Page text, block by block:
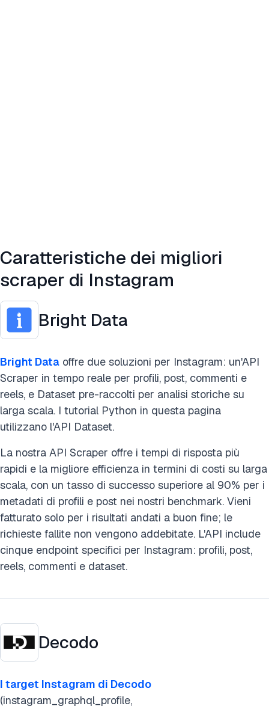
Caratteristiche dei migliori
scraper di Instagram
Bright Data
Bright Data offre due soluzioni per Instagram: un'API
Scraper in tempo reale per profili, post, commenti e
reels, e Dataset pre-raccolti per analisi storiche su
larga scala. I tutorial Python in questa pagina
utilizzano l'API Dataset.
La nostra API Scraper offre i tempi di risposta più
rapidi e la migliore efficienza in termini di costi su larga
scala, con un tasso di successo superiore al 90% per i
metadati di profili e post nei nostri benchmark. Vieni
fatturato solo per i risultati andati a buon fine; le
richieste fallite non vengono addebitate. L'API include
cinque endpoint specifici per Instagram: profili, post,
reels, commenti e dataset.
Decodo
I target Instagram di Decodo
(instagram_graphql_profile,